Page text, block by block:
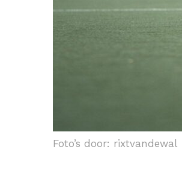
Foto’s door: rixtvandewal